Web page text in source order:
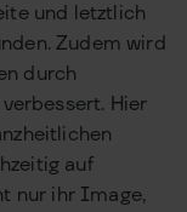
und letztlich
Zudem wird
durch
Hier
auf
nur ihr Image,